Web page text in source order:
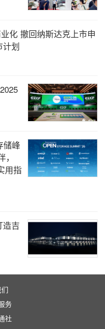
www.ChinaplasOn
。
公司发出。
/ www.国际橡
塑展"
司、雅展展览服务
服务（深圳）有限公司
同协办，并获得多个海
化 撤回纳斯达克上市申
计划
储峰
用指
造吉
务
社